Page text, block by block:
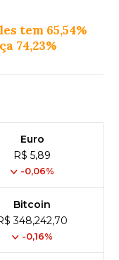
tem 65,54%
74,23%
Euro
R$ 5,89
-0,06%
Bitcoin
348,242,70
-0,16%